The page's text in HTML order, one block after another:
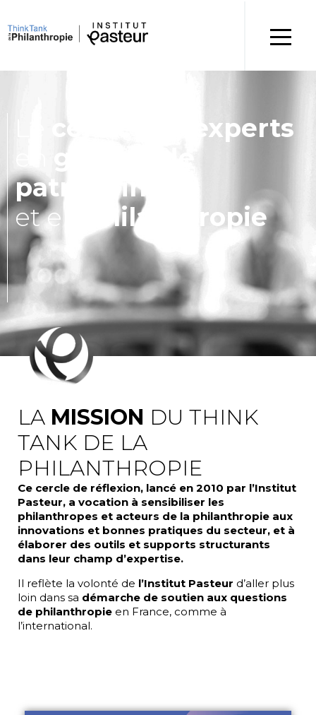
cercle
experts
gestion de
patrimoine
et en
philanthropie
LA MISSION DU THINK
TANK DE LA
PHILANTHROPIE
Ce cercle de réflexion, lancé en 2010 par l’Institut
Pasteur, a vocation à sensibiliser les
philanthropes et acteurs de la philanthropie aux
innovations et bonnes pratiques du secteur, et à
élaborer des outils et supports structurants
dans leur champ d’expertise.
Il reflète la volonté de l’Institut Pasteur d’aller plus
loin dans sa démarche de soutien aux questions
de philanthropie en France, comme à
l’international.